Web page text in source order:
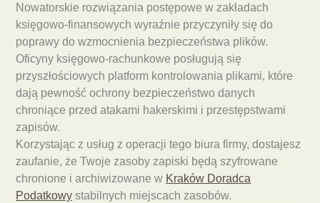
Nowatorskie rozwiązania postępowe w zakładach
księgowo-finansowych wyraźnie przyczyniły się do
poprawy do wzmocnienia bezpieczeństwa plików.
Oficyny księgowo-rachunkowe posługują się
przyszłościowych platform kontrolowania plikami, które
dają pewność ochrony bezpieczeństwo danych
chroniące przed atakami hakerskimi i przestępstwami
zapisów.
Korzystając z usług z operacji tego biura firmy, dostajesz
zaufanie, że Twoje zasoby zapiski będą szyfrowane
chronione i archiwizowane w Kraków Doradca
Podatkowy stabilnych miejscach zasobów.